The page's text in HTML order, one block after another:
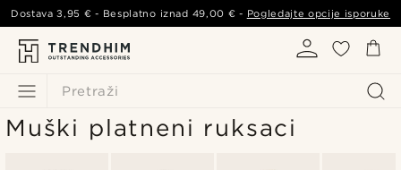
Pretraži
Dostava3,95 € - Besplatno iznad 49,00 € - Pogledajte opcije isporuke
Muški platneni ruksaci